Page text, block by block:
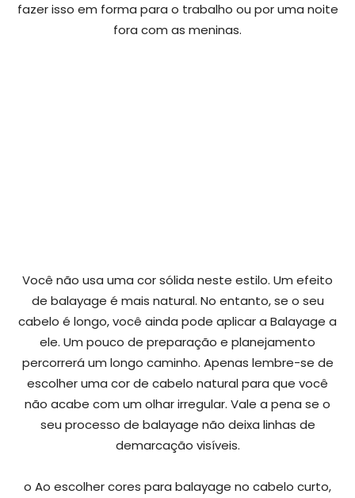
fazer isso em forma para o trabalho ou por uma noite
fora com as meninas.
Você não usa uma cor sólida neste estilo. Um efeito
de balayage é mais natural. No entanto, se o seu
cabelo é longo, você ainda pode aplicar a Balayage a
ele. Um pouco de preparação e planejamento
percorrerá um longo caminho. Apenas lembre-se de
escolher uma cor de cabelo natural para que você
não acabe com um olhar irregular. Vale a pena se o
seu processo de balayage não deixa linhas de
demarcação visíveis.
o Ao escolher cores para balayage no cabelo curto,